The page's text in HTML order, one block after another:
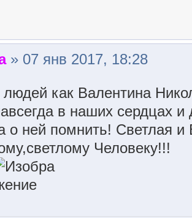
» 07 янв 2017, 18:28
людей как Валентина
в наших сердцах
о ней помнить! Светлая
Человеку!!!